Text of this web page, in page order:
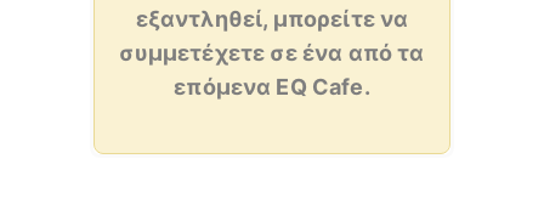
εξαντληθεί, μπορείτε να
συμμετέχετε σε ένα από τα
επόμενα EQ Cafe.